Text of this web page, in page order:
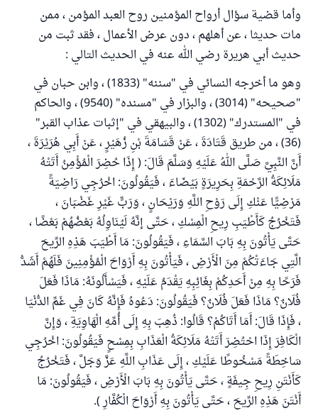
وأما قضية سؤال أرواح المؤمنين روح العبد المؤمن ، ممن
مات حديثا ، عن أهلهم ، دون عرض الأعمال ، فقد ثبت من
حديث أبي هريرة رضي الله عنه في الحديث التالي :
وهو ما أخرجه النسائي في "سننه" (1833) ، وابن حبان في
"صحيحه" (3014) ، والبزار في "مسنده" (9540) ، والحاكم
في "المستدرك" (1302) ، والبيهقي في "إثبات عذاب القبر"
(36) ، من طريق قَتَادَةَ ، عَنْ قَسَامَةَ بْنِ زُهَيْرٍ ، عَنْ أَبِي هُرَيْرَةَ ،
أَنَّ النَّبِيَّ صَلَّى اللهُ عَلَيْهِ وَسَلَّمَ قَالَ: ( إِذَا حُضِرَ الْمُؤْمِنُ أَتَتْهُ
مَلَائِكَةُ الرَّحْمَةِ بِحَرِيرَةٍ بَيْضَاءَ ، فَيَقُولُونَ: اخْرُجِي رَاضِيَةً
مَرْضِيًّا عَنْكِ إِلَى رَوْحِ اللَّهِ وَرَيْحَانٍ ، وَرَبٍّ غَيْرِ غَضْبَانَ ،
فَتَخْرُجُ كَأَطْيَبِ رِيحِ الْمِسْكِ ، حَتَّى إنَّهُ لَيُنَاوِلُهُ بَعْضُهُمْ بَعْضًا ،
حَتَّى يَأْتُونَ بِهِ بَابَ السَّمَاءِ ، فَيَقُولُونَ: مَا أَطْيَبَ هَذِهِ الرِّيحَ
الَّتِي جَاءَتْكُمْ مِنَ الْأَرْضِ ، فَيَأْتُونَ بِهِ أَرْوَاحَ الْمُؤْمِنِينَ فَلَهُمْ أَشَدُّ
فَرَحًا بِهِ مِنْ أَحَدِكُمْ بِغَائِبِهِ يَقْدَمُ عَلَيْهِ ، فَيَسْأَلُونَهُ: مَاذَا فَعَلَ
فُلَانٌ؟ مَاذَا فَعَلَ فُلَانٌ؟ فَيَقُولُونَ: دَعُوهُ فَإِنَّهُ كَانَ فِي غَمِّ الدُّنْيَا
، فَإِذَا قَالَ: أَمَا أَتَاكُمْ؟ قَالُوا: ذُهِبَ بِهِ إِلَى أُمِّهِ الْهَاوِيَةِ ، وَإِنَّ
الْكَافِرَ إِذَا احْتُضِرَ أَتَتْهُ مَلَائِكَةُ الْعَذَابِ بِمِسْحٍ فَيَقُولُونَ: اخْرُجِي
سَاخِطَةً مَسْخُوطًا عَلَيْكِ ، إِلَى عَذَابِ اللَّهِ عَزَّ وَجَلَّ ، فَتَخْرُجُ
كَأَنْتَنِ رِيحِ جِيفَةٍ ، حَتَّى يَأْتُونَ بِهِ بَابَ الْأَرْضِ ، فَيَقُولُونَ: مَا
أَنْتَنَ هَذِهِ الرِّيحَ ، حَتَّى يَأْتُونَ بِهِ أَرْوَاحَ الْكُفَّارِ ).